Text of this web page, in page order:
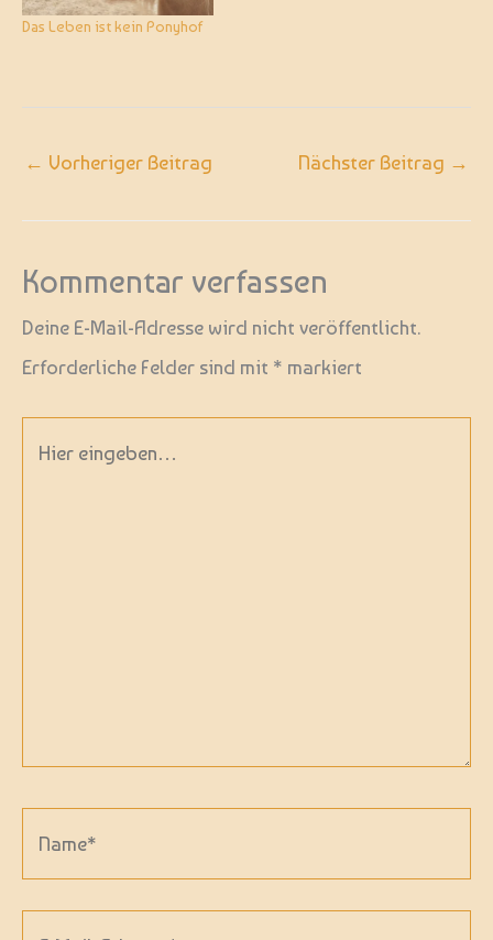
Das Leben ist kein Ponyhof
← Vorheriger Beitrag Nächster Beitrag →
Kommentar verfassen
Deine E-Mail-Adresse wird nicht veröffentlicht.
Erforderliche Felder sind mit * markiert